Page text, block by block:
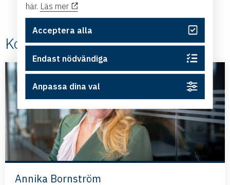
Kontakt
Annika Bornström
här. Läs mer
Acceptera alla
Endast nödvändiga
Anpassa dina val